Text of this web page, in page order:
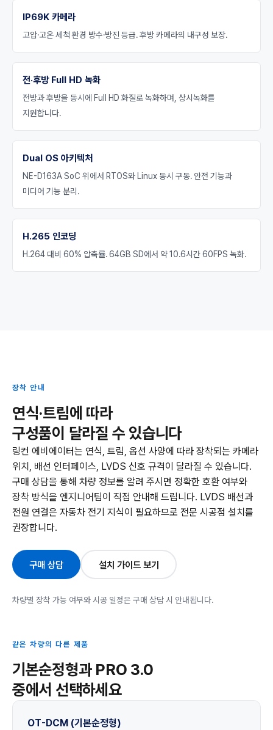
IP69K 카메라
고압·고온 세척 환경 방수·방진 등급. 후방 카메라의 내구성 보장.
전·후방 Full HD 녹화
전방과 후방을 동시에 Full HD 화질로 녹화하며, 상시녹화를
지원합니다.
Dual OS 아키텍처
NE-D163A SoC 위에서 RTOS와 Linux 동시 구동. 안전 기능과
미디어 기능 분리.
H.265 인코딩
H.264 대비 60% 압축률. 64GB SD에서 약 10.6시간 60FPS 녹화.
장착 안내
연식·트림에 따라
구성품이 달라질 수 있습니다
링컨 에비에이터는 연식, 트림, 옵션 사양에 따라 장착되는 카메라
위치, 배선 인터페이스, LVDS 신호 규격이 달라질 수 있습니다.
구매 상담을 통해 차량 정보를 알려 주시면 정확한 호환 여부와
장착 방식을 엔지니어팀이 직접 안내해 드립니다. LVDS 배선과
전원 연결은 자동차 전기 지식이 필요하므로 전문 시공점 설치를
권장합니다.
구매 상담 설치 가이드 보기
차량별 장착 가능 여부와 시공 일정은 구매 상담 시 안내됩니다.
같은 차량의 다른 제품
기본순정형과 PRO 3.0
중에서 선택하세요
OT-DCM (기본순정형)